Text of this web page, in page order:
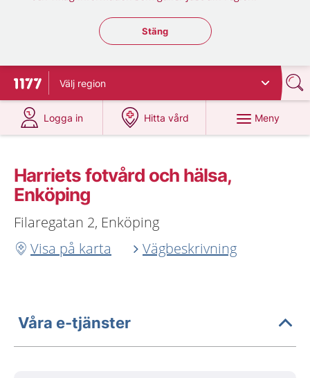
Stäng regionsväljaren
Stäng
Till startsidan för 1177
Välj region
Logga in
på 1177.se
Hitta vård
på 1177.se
Meny
Harriets fotvård och hälsa,
Enköping
Filaregatan 2, Enköping
Visa på karta
Vägbeskrivning
Våra e-tjänster